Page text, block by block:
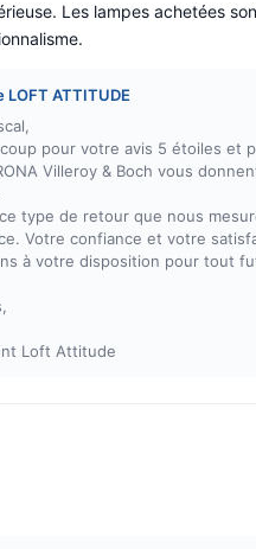
Les lampes achetées
LOFT ATTITUDE
pour votre avis 5 étoiles et
Villeroy & Boch vous
type de retour que nous
Votre confiance et votre
à votre disposition pour tout
Loft Attitude